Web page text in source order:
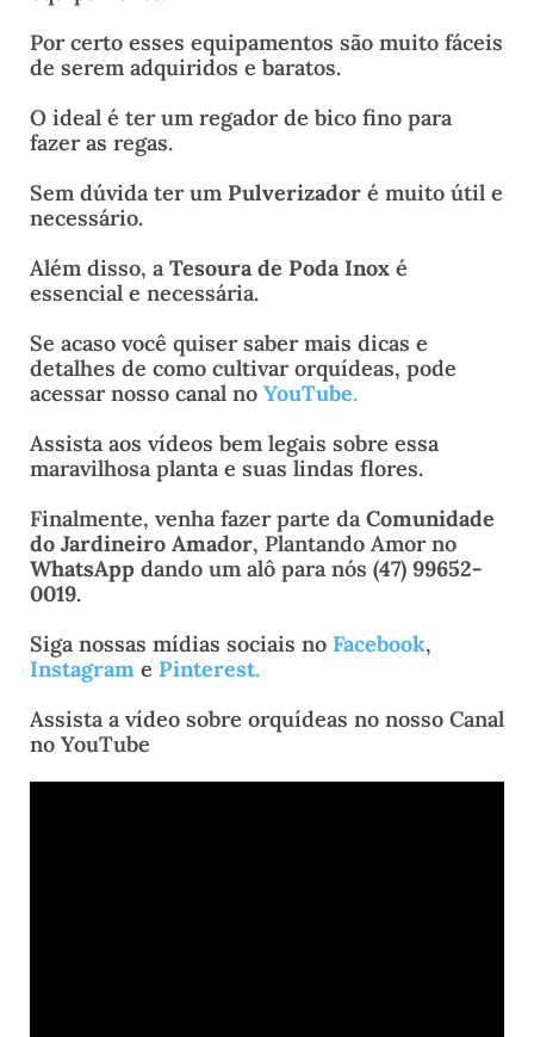
Por certo esses equipamentos são muito fáceis
de serem adquiridos e baratos.
O ideal é ter um regador de bico fino para
fazer as regas.
Sem dúvida ter um Pulverizador é muito útil e
necessário.
Além disso, a Tesoura de Poda Inox é
essencial e necessária.
Se acaso você quiser saber mais dicas e
detalhes de como cultivar orquídeas, pode
acessar nosso canal no YouTube.
Assista aos vídeos bem legais sobre essa
maravilhosa planta e suas lindas flores.
Finalmente, venha fazer parte da Comunidade
do Jardineiro Amador, Plantando Amor no
WhatsApp dando um alô para nós (47) 99652-
0019.
Siga nossas mídias sociais no Facebook,
Instagram e Pinterest.
Assista a vídeo sobre orquídeas no nosso Canal
no YouTube